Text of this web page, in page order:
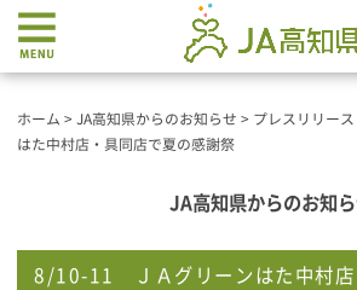
ホーム > JA高知県からのお知らせ > プレスリリース
はた中村店・具同店で夏の感謝祭
JA高知県からのお知
8/10-11 ＪＡグリーンはた中村店